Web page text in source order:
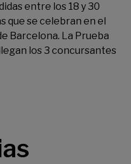
entre los 18 y 30
que se celebran en el
Barcelona. La Prueba
los 3 concursantes